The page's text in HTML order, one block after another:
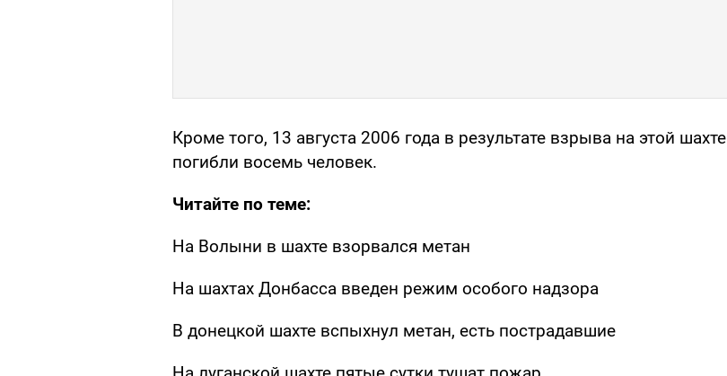
Кроме того, 13 августа 2006 года в результате взрыва на этой шахте
погибли восемь человек.
Читайте по теме:
На Волыни в шахте взорвался метан
На шахтах Донбасса введен режим особого надзора
В донецкой шахте вспыхнул метан, есть пострадавшие